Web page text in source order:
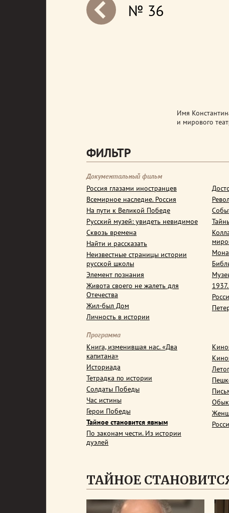
№ 36
Имя
и мирового
ФИЛЬТР
Документальный фильм
Россия глазами иностранцев
Всемирное наследие. Россия
На пути к Великой Победе
Русский музей: увидеть невидимое
Сквозь времена
Найти и рассказать
Неизвестные страницы истории
русской школы
Элемент познания
Живота своего не жалеть для
Отечества
Жил-был Дом
Личность в истории
Программа
Книга, изменившая нас. «Два
капитана»
Историада
Тетрадка по истории
Солдаты Победы
Час истины
Герои Победы
Тайное становится явным
По законам чести. Из истории
дуэлей
ТАЙНОЕ